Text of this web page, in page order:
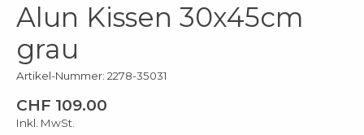
Alun Kissen 30x45cm
grau
Artikel-Nummer: 2278-35031
CHF 109.00
Inkl. MwSt.